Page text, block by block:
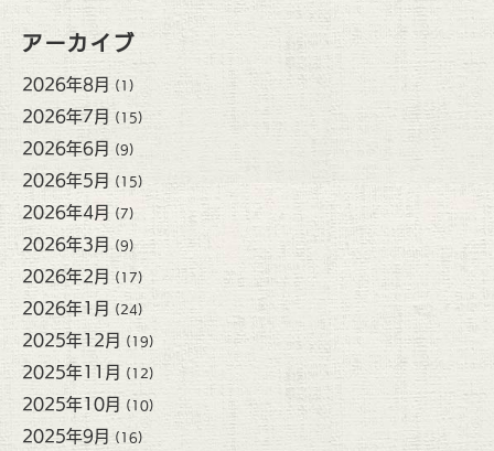
アーカイブ
2026年8月 (1)
2026年7月 (15)
2026年6月 (9)
2026年5月 (15)
2026年4月 (7)
2026年3月 (9)
2026年2月 (17)
2026年1月 (24)
2025年12月 (19)
2025年11月 (12)
2025年10月 (10)
2025年9月 (16)